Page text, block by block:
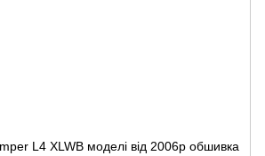
L4 XLWB моделі від 2006р обшивка